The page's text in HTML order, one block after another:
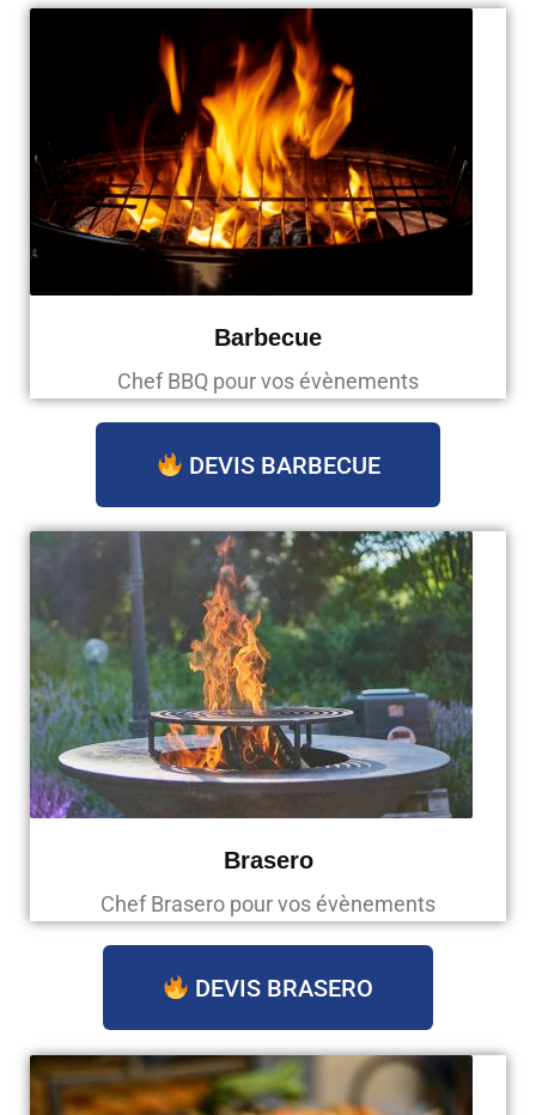
Barbecue
Chef BBQ pour vos évènements
DEVIS BARBECUE
Brasero
Chef Brasero pour vos évènements
DEVIS BRASERO